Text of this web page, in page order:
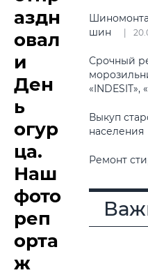
аздн
овал
и
Ден
ь
огур
ца.
Наш
фото
реп
орта
ж
шин
Срочный
«INDESIT»,
Выкуп
населения
Ремонт